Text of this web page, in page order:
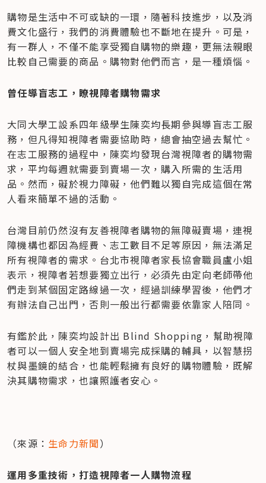
購物是生活中不可或缺的一環，隨著科技進步，以及消
費文化盛行，我們的消費體驗也不斷地在提升。可是，
有一群人，不僅不能享受獨自購物的樂趣，更無法親眼
比較自己需要的商品。購物對他們而言，是一種煩惱。
曾任導盲志工，瞭視障者購物需求
大同大學工設系四年級學生陳奕均長期參與導盲志工服
務，但凡得知視障者需要協助時，總會抽空過去幫忙。
在志工服務的過程中，陳奕均發現台灣視障者的購物需
求，平均每週就需要到賣場一次，購入所需的生活用
品。然而，礙於視力障礙，他們難以獨自完成這個在常
人看來簡單不過的活動。
台灣目前仍然沒有友善視障者購物的無障礙賣場，連視
障機構也都因為經費、志工數目不足等原因，無法滿足
所有視障者的需求。台北市視障者家長協會職員盧小姐
表示，視障者若想要獨立出行，必須先由定向老師帶他
們走到某個固定路線過一次，經過訓練學習後，他們才
有辦法自己出門，否則一般出行都需要依靠家人陪同。
有鑑於此，陳奕均設計出 Blind Shopping，幫助視障
者可以一個人安全地到賣場完成採購的輔具，以智慧拐
杖與墨鏡的結合，也能輕鬆擁有良好的購物體驗，既解
決其購物需求，也讓照護者安心。
（來源： 生命力新聞）
運用多重技術，打造視障者一人購物流程